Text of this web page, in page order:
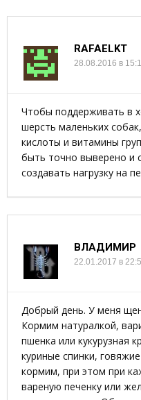
RAFAELKT
28.08.2016 в
Чтобы поддерживать в
шерсть маленьких
кислоты и витамины
быть точно выверено и
создавать нагрузку на
ВЛАДИМИР
22.01.2017 в
Добрый день. У меня
Кормим натуралкой,
пшенка или кукурузная
куриные спинки,
кормим, при этом при
вареную печенку или